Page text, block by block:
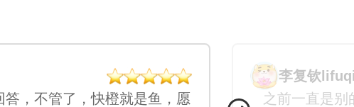
答，不管了，快橙就是鱼，愿
李复钦
之前一直是别